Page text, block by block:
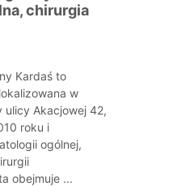
chirurgia
Kardaś to
w
ulicy Akacjowej 42,
roku i
ogólnej,
obejmuje ...